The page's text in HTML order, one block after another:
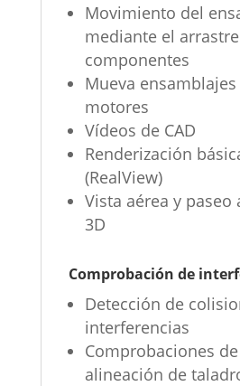
Movimiento del
mediante el
componentes
Mueva
motores
Vídeos de CAD
Renderización
(RealView)
Vista aérea y paseo
3D
Comprobación de
Detección de
interferencias
Comprobaciones
alineación de